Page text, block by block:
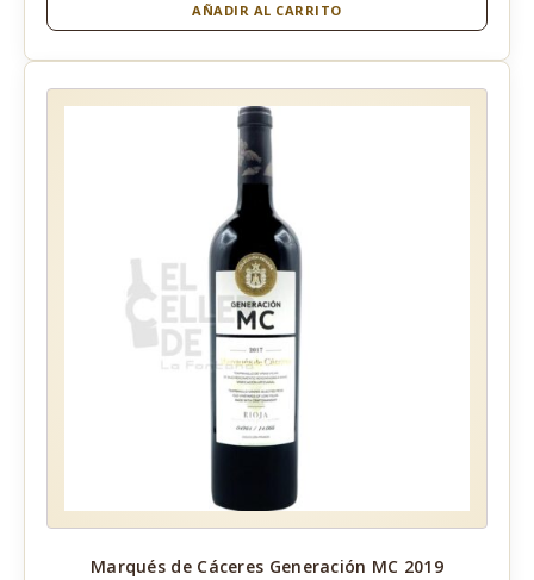
AÑADIR AL CARRITO
Marqués de Cáceres Generación MC 2019